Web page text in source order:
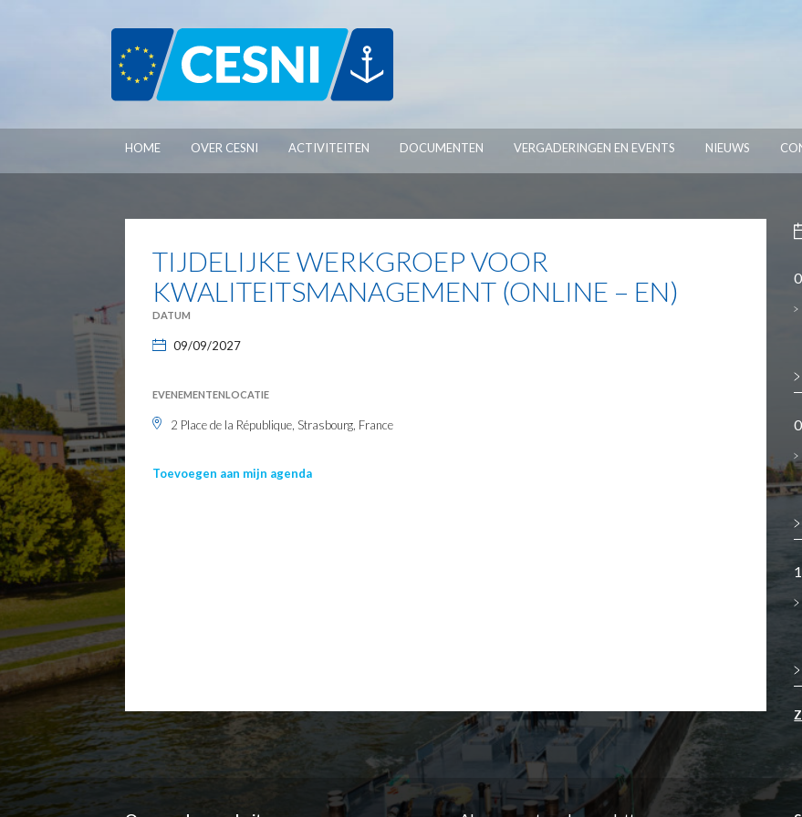
HOME OVER CESNI ACTIVITEITEN DOCUMENTEN VERGADERINGEN EN EVENTS NIEUWS
TIJDELIJKE WERKGROEP VOOR
KWALITEITSMANAGEMENT (ONLINE – EN)
DATUM
09/09/2027
EVENEMENTENLOCATIE
2 Place de la République, Strasbourg, France
Toevoegen aan mijn agenda